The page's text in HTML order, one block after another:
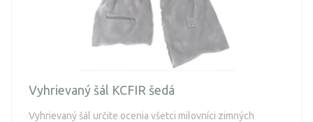
Vyhrievaný šál KCFIR šedá
Vyhrievaný šál určite ocenia všetci milovníci zimných